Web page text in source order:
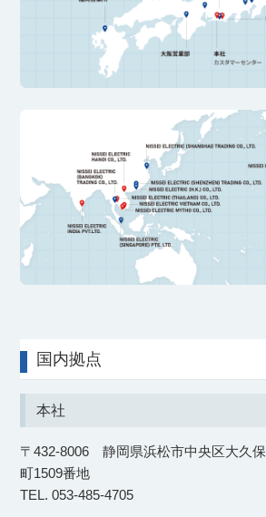
国内拠点
本社
〒432-8006 静岡県浜松市中央区大久保
町1509番地
TEL. 053-485-4705